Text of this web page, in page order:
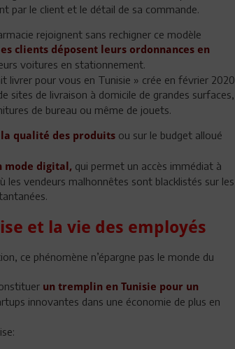
par le client et le détail de sa commande.
rejoignent sans rechigner ce modèle
les clients déposent leurs ordonnances en
voitures en stationnement.
livrer pour vous en Tunisie » crée en février 2020
sites de livraison à domicile de grandes surfaces,
de bureau ou même de jouets.
la qualité des produits ou sur le budget alloué
mode digital, qui permet un accès immédiat à
vendeurs malhonnêtes sont blacklistés sur les
et la vie des employés
ce phénomène n’épargne pas le monde du
un tremplin en Tunisie pour un
innovantes dans une économie de plus en